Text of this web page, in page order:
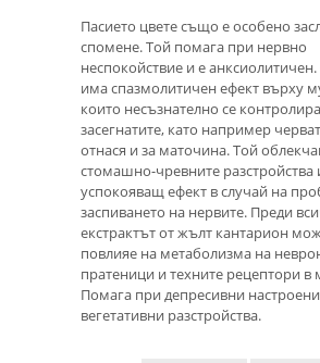
Пасието цвете също е особено
спомене. Той помага при нервно
неспокойствие и е
има спазмолитичен ефект върху
които несъзнателно се
засегнатите, като например
отнася и за маточина. Той
стомашно-чревните разстройства
успокояващ ефект в случай на
заспиването на нервите. Преди
екстрактът от жълт кантарион
повлияе на метаболизма на
пратеници и техните рецептори в
Помага при депресивни
вегетативни разстройства.